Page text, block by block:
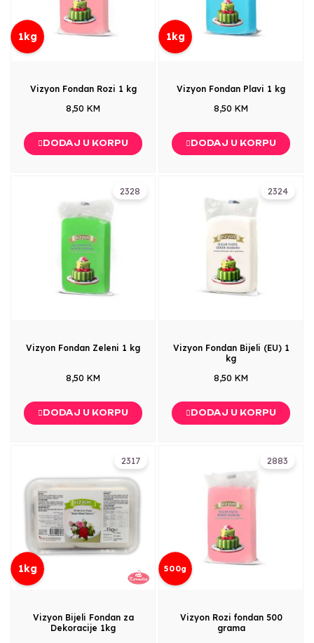
1kg
Vizyon Fondan Rozi 1 kg
8,50 KM
DODAJ U KORPU
1kg
Vizyon Fondan Plavi 1 kg
8,50 KM
DODAJ U KORPU
2328
Vizyon Fondan Zeleni 1 kg
8,50 KM
DODAJ U KORPU
2324
Vizyon Fondan Bijeli (EU) 1
kg
8,50 KM
DODAJ U KORPU
2317
1kg
Vizyon Bijeli Fondan za
Dekoracije 1kg
2883
500g
Vizyon Rozi fondan 500
grama